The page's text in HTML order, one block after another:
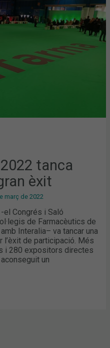
tanca
èxit
març de 2022
el Congrés i Saló
de Farmacèutics de
Interalia– va tancar una
l’èxit de participació. Més
i 280 expositors directes
un